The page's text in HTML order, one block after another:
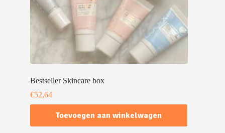
Bestseller Skincare box
€52,64
Toevoegen aan winkelwagen